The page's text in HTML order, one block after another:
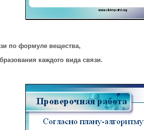
по формуле вещества,
каждого вида связи.